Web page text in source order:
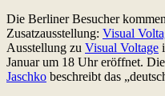
Die Berliner Besucher
Zusatzausstellung: Visual
Ausstellung zu Visual Voltage
Januar um 18 Uhr eröffnet.
Jaschko beschreibt das